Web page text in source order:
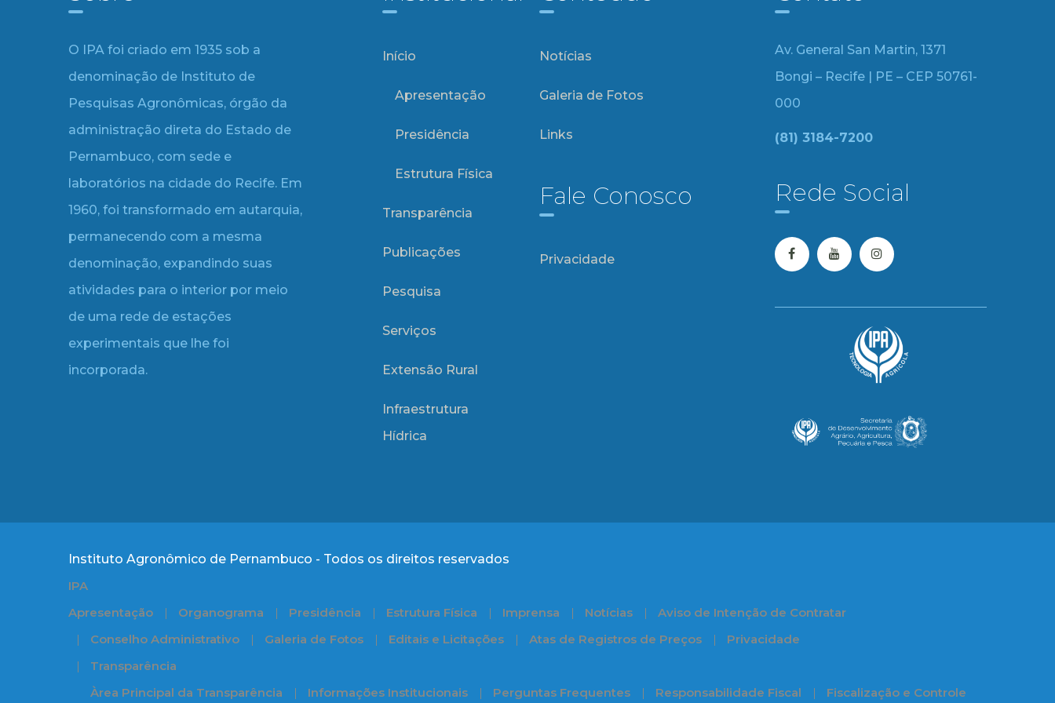
O IPA foi criado em 1935 sob a
denominação de Instituto de
Pesquisas Agronômicas, órgão da
administração direta do Estado de
Pernambuco, com sede e
laboratórios na cidade do Recife. Em
1960, foi transformado em autarquia,
permanecendo com a mesma
denominação, expandindo suas
atividades para o interior por meio
de uma rede de estações
experimentais que lhe foi
incorporada.
Início
Apresentação
Presidência
Estrutura Física
Transparência
Publicações
Pesquisa
Serviços
Extensão Rural
Infraestrutura
Hídrica
Notícias
Galeria de Fotos
Links
Fale Conosco
Privacidade
Av. General San Martin, 1371
Bongi – Recife | PE – CEP 50761-
000
(81) 3184-7200
Rede Social
Instituto Agronômico de Pernambuco - Todos os direitos reservados
IPA
Apresentação
Organograma Presidência Estrutura Física Imprensa Notícias
Aviso de Intenção de Contratar
Conselho Administrativo
Galeria de Fotos Editais e Licitações Atas de Registros de Preços
Privacidade
Transparência
Àrea Principal da Transparência
Informações Institucionais Perguntas Frequentes Responsabilidade Fiscal Fiscalização e Controle